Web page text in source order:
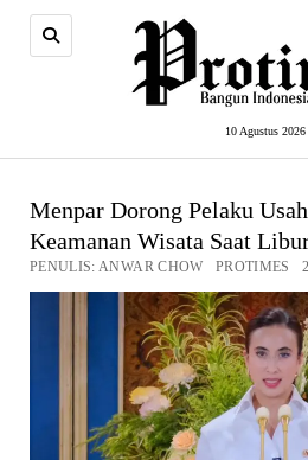
10 Agustus 2026
Menpar Dorong Pelaku
Keamanan Wisata Saat
PENULIS: ANWAR CHOW PROTIMES